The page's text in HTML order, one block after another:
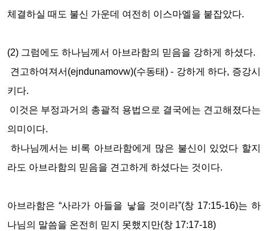
체결하실 때도 불신 가운데 여전히 이스마엘을 붙잡았다.
(2) 그럼에도 하나님께서 아브라함의 믿음을 강하게 하셨다.
견고하여져서 (ejndunamovw)(수동태) - 강하게 하다, 증강시
키다.
이것은 부정과거의 총괄적 용법으로 결국에는 견고해졌다는
의미이다.
하나님께서는 비록 아브라함에게 많은 불신이 있었다 할지
라도 아브라함의 믿음을 견고하게 하셨다는 것이다.
아브라함은“사라가 아들을 낳을 것이라”(창 17:15-16)는 하
나님의 말씀을 온전히 믿지 못했지만(창 17:17-18)